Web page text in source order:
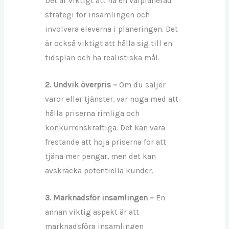
strategi för insamlingen och
involvera eleverna i planeringen. Det
är också viktigt att hålla sig till en
tidsplan och ha realistiska mål.
2. Undvik överpris – Om du säljer
varor eller tjänster, var noga med att
hålla priserna rimliga och
konkurrenskraftiga. Det kan vara
frestande att höja priserna för att
tjäna mer pengar, men det kan
avskräcka potentiella kunder.
3. Marknadsför insamlingen – En
annan viktig aspekt är att
marknadsföra insamlingen